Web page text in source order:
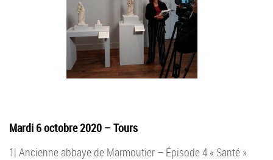
Mardi 6 octobre 2020 – Tours
1| Ancienne abbaye de Marmoutier – Épisode 4 « Santé »